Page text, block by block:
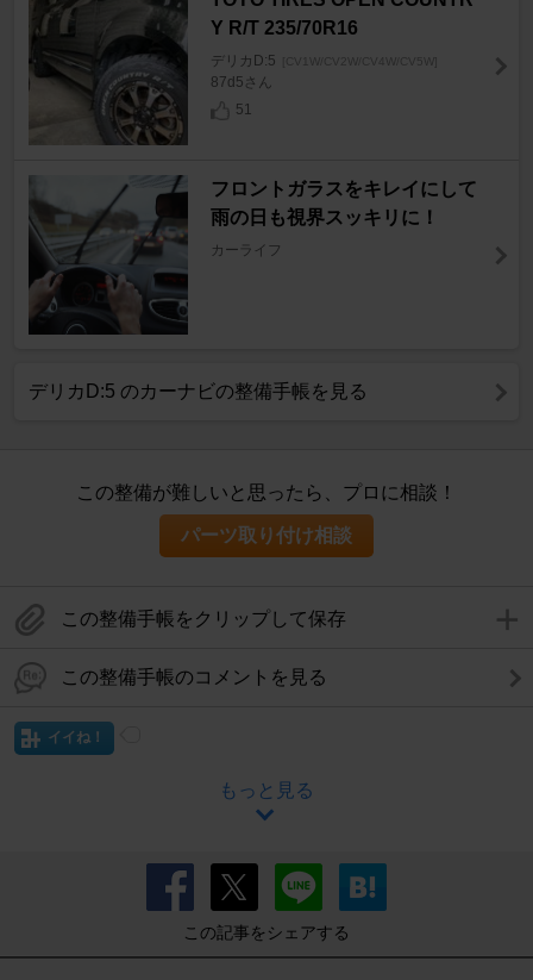
Y R/T 235/70R16
デリカD:5 [CV1W/CV2W/CV4W/CV5W]
87d5さん
51
フロントガラスをキレイにして
雨の日も視界スッキリに！
カーライフ
デリカD:5 のカーナビの整備手帳を見る
この整備が難しいと思ったら、プロに相談！
パーツ取り付け相談
この整備手帳をクリップして保存
この整備手帳のコメントを見る
イイね！
もっと見る
この記事をシェアする